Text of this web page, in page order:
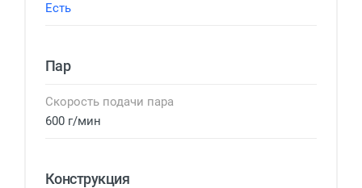
Есть
Пар
Скорость подачи пара
600 г/мин
Конструкция